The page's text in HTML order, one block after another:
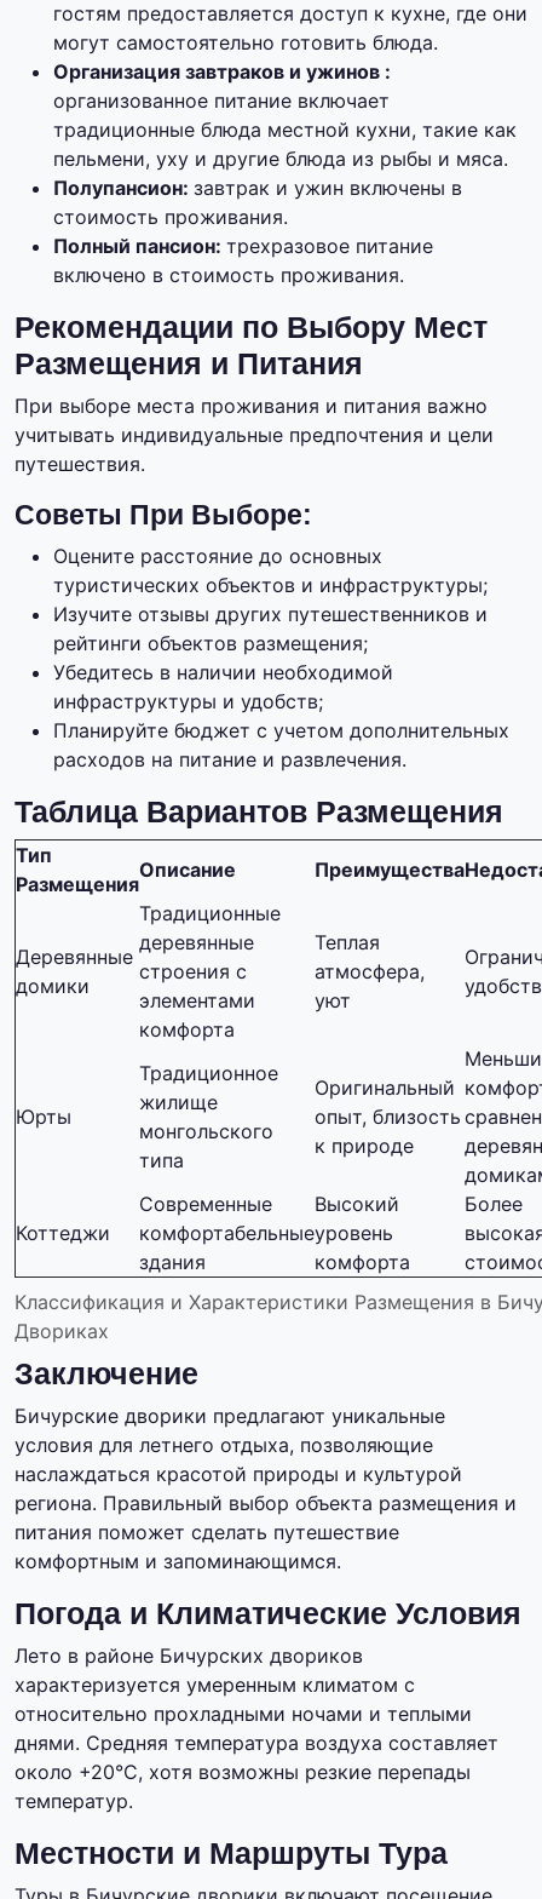
гостям предоставляется доступ к кухне, где они
могут самостоятельно готовить блюда.
Организация завтраков и ужинов :
организованное питание включает
традиционные блюда местной кухни, такие как
пельмени, уху и другие блюда из рыбы и мяса.
Полупансион: завтрак и ужин включены в
стоимость проживания.
Полный пансион: трехразовое питание
включено в стоимость проживания.
Рекомендации по Выбору Мест
Размещения и Питания
При выборе места проживания и питания важно
учитывать индивидуальные предпочтения и цели
путешествия.
Советы При Выборе:
Оцените расстояние до основных
туристических объектов и инфраструктуры;
Изучите отзывы других путешественников и
рейтинги объектов размещения;
Убедитесь в наличии необходимой
инфраструктуры и удобств;
Планируйте бюджет с учетом дополнительных
расходов на питание и развлечения.
Таблица Вариантов Размещения
Классификация и Характеристики Размещения в
Двориках
Тип
Размещения
Описание Преимущества
Деревянные
домики
Традиционные
деревянные
строения с
элементами
комфорта
Теплая
атмосфера,
уют
Юрты
Традиционное
жилище
монгольского
типа
Оригинальный
опыт, близость
к природе
Коттеджи
Современные
комфортабельные
здания
Высокий
уровень
комфорта
Более
Заключение
Бичурские дворики предлагают уникальные
условия для летнего отдыха, позволяющие
наслаждаться красотой природы и культурой
региона. Правильный выбор объекта размещения и
питания поможет сделать путешествие
комфортным и запоминающимся.
Погода и Климатические Условия
Лето в районе Бичурских двориков
характеризуется умеренным климатом с
относительно прохладными ночами и теплыми
днями. Средняя температура воздуха составляет
около +20°C, хотя возможны резкие перепады
температур.
Местности и Маршруты Тура